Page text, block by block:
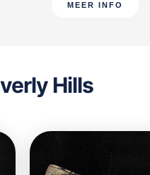
MEER INFO
Hills